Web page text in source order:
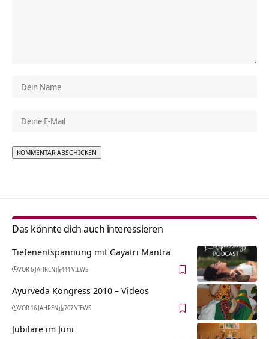
Das könnte dich auch interessieren
Tiefenentspannung mit Gayatri Mantra
VOR 6 JAHREN 444 VIEWS
Ayurveda Kongress 2010 – Videos
VOR 16 JAHREN 707 VIEWS
Jubilare im Juni